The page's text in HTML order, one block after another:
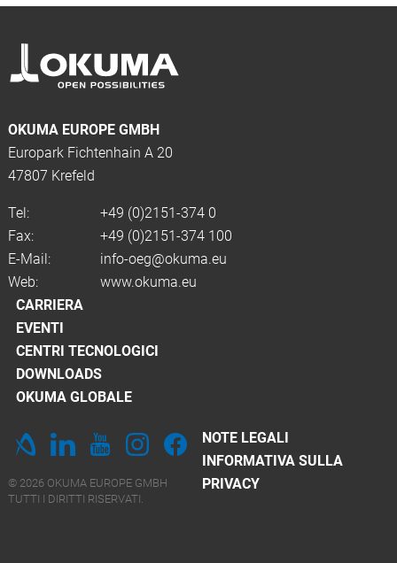
OKUMA EUROPE GMBH
Europark Fichtenhain A 20
47807 Krefeld
Tel:
+49 (0)2151-374 0
Fax:
+49 (0)2151-374 100
E-Mail:
info-oeg@okuma.eu
Web:
www.okuma.eu
CARRIERA
EVENTI
CENTRI TECNOLOGICI
DOWNLOADS
OKUMA GLOBALE
NOTE LEGALI
INFORMATIVA SULLA
PRIVACY
© 2026 OKUMA EUROPE GMBH
TUTTI I DIRITTI RISERVATI.